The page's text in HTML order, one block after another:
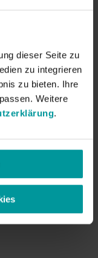
dieser Seite zu
zu integrieren
zu bieten. Ihre
Weitere
.
für